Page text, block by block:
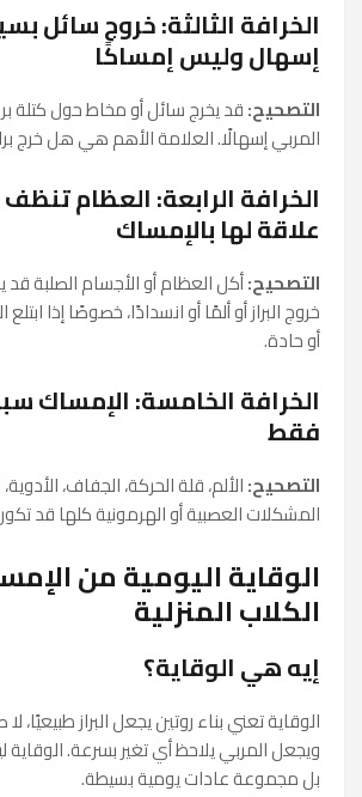
الخرافة الثالثة: خروج سائل
إسهال وليس إمساكًا
التصحيح:قد يخرج سائل أو مخاط حول كتلة
المربي إسهالًا. العلامة الأهم هي هل خرج
الخرافة الرابعة: العظام تنظف
علاقة لها بالإمساك
التصحيح:أكل العظام أو الأجسام الصلبة
خروج البراز أو ألمًا أو انسدادًا، خصوصًا إذا
أو حادة.
الخرافة الخامسة: الإمساك
فقط
التصحيح:الألم، قلة الحركة، الجفاف، الأدوية،
المشكلات العصبية أو الهرمونية كلها قد
الوقاية اليومية من
الكلاب المنزلية
إيه هي الوقاية؟
الوقاية تعني بناء روتين يجعل البراز طبيعيًا،
ويجعل المربي يلاحظ أي تغير بسرعة.
بل مجموعة عادات يومية بسيطة.